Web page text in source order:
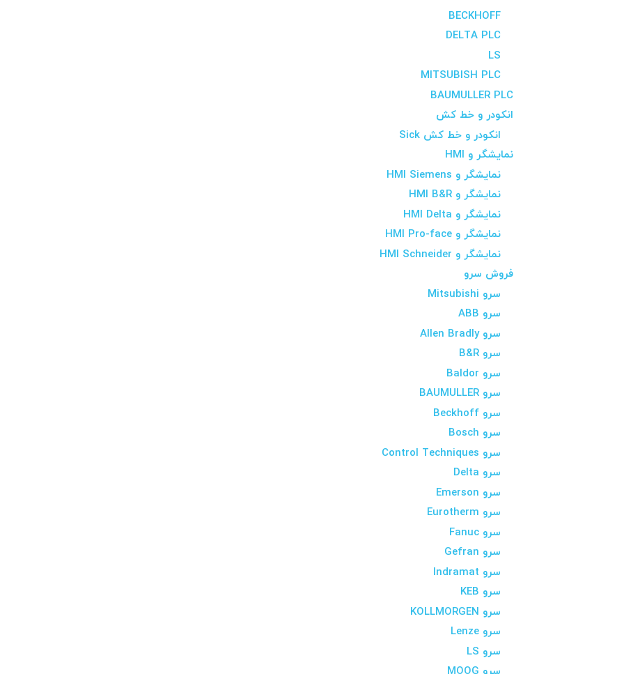
BECKHOFF
DELTA PLC
LS
MITSUBISH PLC
BAUMULLER PLC
انکودر و خط کش
انکودر و خط کش Sick
نمایشگر و HMI
نمایشگر و HMI Siemens
نمایشگر و HMI B&R
نمایشگر و HMI Delta
نمایشگر و HMI Pro-face
نمایشگر و HMI Schneider
فروش سرو
سرو Mitsubishi
سرو ABB
سرو Allen Bradly
سرو B&R
سرو Baldor
سرو BAUMULLER
سرو Beckhoff
سرو Bosch
سرو Control Techniques
سرو Delta
سرو Emerson
سرو Eurotherm
سرو Fanuc
سرو Gefran
سرو Indramat
سرو KEB
سرو KOLLMORGEN
سرو Lenze
سرو LS